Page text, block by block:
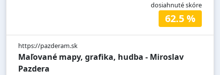
dosiahnuté skóre
62.5 %
https://pazderam.sk
Maľované mapy, grafika, hudba - Miroslav
Pazdera